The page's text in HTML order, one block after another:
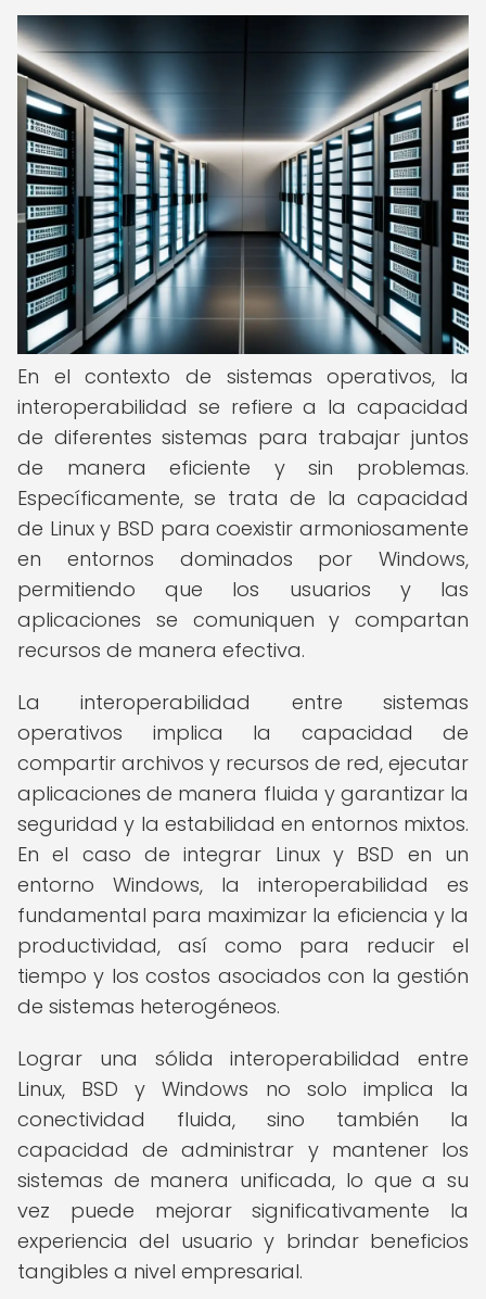
En el contexto de sistemas operativos, la
interoperabilidad se refiere a la capacidad
de diferentes sistemas para trabajar juntos
de manera eficiente y sin problemas.
Específicamente, se trata de la capacidad
de Linux y BSD para coexistir armoniosamente
en entornos dominados por Windows,
permitiendo que los usuarios y las
aplicaciones se comuniquen y compartan
recursos de manera efectiva.
La interoperabilidad entre sistemas
operativos implica la capacidad de
compartir archivos y recursos de red, ejecutar
aplicaciones de manera fluida y garantizar la
seguridad y la estabilidad en entornos mixtos.
En el caso de integrar Linux y BSD en un
entorno Windows, la interoperabilidad es
fundamental para maximizar la eficiencia y la
productividad, así como para reducir el
tiempo y los costos asociados con la gestión
de sistemas heterogéneos.
Lograr una sólida interoperabilidad entre
Linux, BSD y Windows no solo implica la
conectividad fluida, sino también la
capacidad de administrar y mantener los
sistemas de manera unificada, lo que a su
vez puede mejorar significativamente la
experiencia del usuario y brindar beneficios
tangibles a nivel empresarial.